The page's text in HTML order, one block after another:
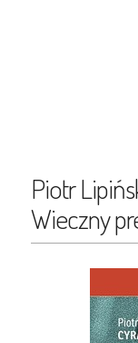
Piotr
Wieczny